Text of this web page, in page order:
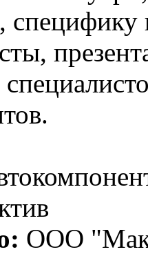
ООО